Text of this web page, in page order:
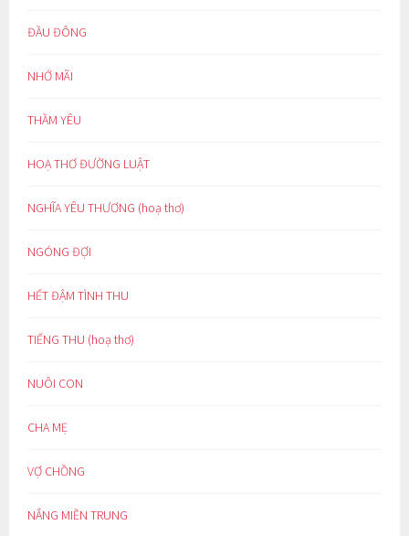
ĐẦU ĐÔNG
NHỚ MÃI
THẦM YÊU
HOẠ THƠ ĐƯỜNG LUẬT
NGHĨA YÊU THƯƠNG (hoạ thơ)
NGÓNG ĐỢI
HẾT ĐẬM TÌNH THU
TIẾNG THU (hoạ thơ)
NUÔI CON
CHA MẸ
VỢ CHỒNG
NẮNG MIỀN TRUNG